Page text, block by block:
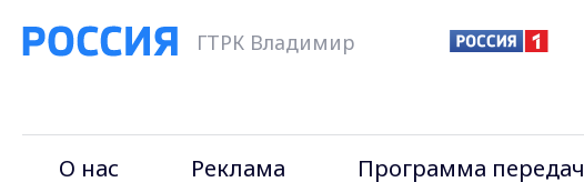
ГТРК Владимир
О нас Реклама Программа передач